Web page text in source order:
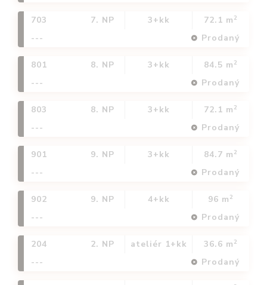
703 7. NP 3+kk 72.1 m 2
--- Prodaný
801 8. NP 3+kk 84.5 m 2
--- Prodaný
803 8. NP 3+kk 72.1 m 2
--- Prodaný
901 9. NP 3+kk 84.7 m 2
--- Prodaný
902 9. NP 4+kk 96 m 2
--- Prodaný
204 2. NP ateliér 1+kk 36.6 m 2
--- Prodaný